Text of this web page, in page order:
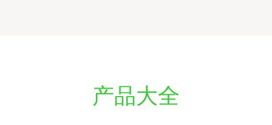
产品大全